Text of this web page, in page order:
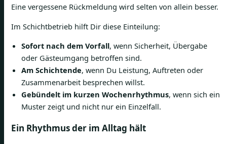
Eine vergessene Rückmeldung wird selten von allein besser.
Im Schichtbetrieb hilft Dir diese Einteilung:
Sofort nach dem Vorfall, wenn Sicherheit, Übergabe
oder Gästeumgang betroffen sind.
Am Schichtende, wenn Du Leistung, Auftreten oder
Zusammenarbeit besprechen willst.
Gebündelt im kurzen Wochenrhythmus, wenn sich ein
Muster zeigt und nicht nur ein Einzelfall.
Ein Rhythmus der im Alltag hält